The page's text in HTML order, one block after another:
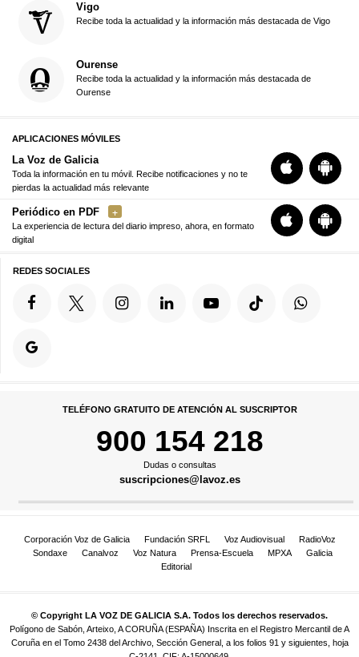
Vigo
Recibe toda la actualidad y la información más destacada de Vigo
Ourense
Recibe toda la actualidad y la información más destacada de
Ourense
APLICACIONES MÓVILES
La Voz de Galicia
Toda la información en tu móvil. Recibe notificaciones y no te
pierdas la actualidad más relevante
Periódico en PDF
La experiencia de lectura del diario impreso, ahora, en formato
digital
REDES SOCIALES
TELÉFONO GRATUITO DE ATENCIÓN AL SUSCRIPTOR
900 154 218
Dudas o consultas
suscripciones@lavoz.es
Corporación Voz de Galicia Fundación SRFL Voz Audiovisual
RadioVoz
Sondaxe
Canalvoz Voz Natura Prensa-Escuela MPXA
Galicia
Editorial
© Copyright LA VOZ DE GALICIA S.A. Todos los derechos reservados.
Polígono de Sabón, Arteixo, A CORUÑA (ESPAÑA) Inscrita en el Registro Mercantil de A
Coruña en el Tomo 2438 del Archivo, Sección General, a los folios 91 y siguientes, hoja